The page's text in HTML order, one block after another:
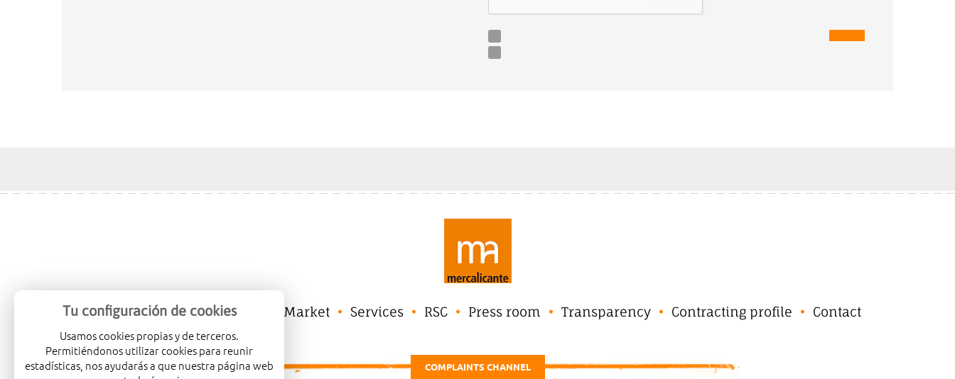
Mercalicante Company Market Services RSC Press room Transparency Contracting profile Contact
COMPLAINTS CHANNEL
Tu configuración de cookies
Usamos cookies propias y de terceros.
Permitiéndonos utilizar cookies para reunir
estadísticas, nos ayudarás a que nuestra página web